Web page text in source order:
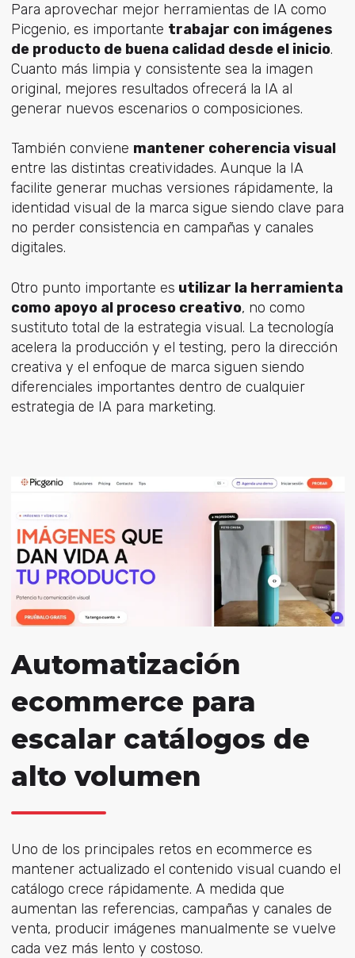
Para aprovechar mejor herramientas de IA como
Picgenio, es importante trabajar con imágenes
de producto de buena calidad desde el inicio.
Cuanto más limpia y consistente sea la imagen
original, mejores resultados ofrecerá la IA al
generar nuevos escenarios o composiciones.
También conviene mantener coherencia visual
entre las distintas creatividades. Aunque la IA
facilite generar muchas versiones rápidamente, la
identidad visual de la marca sigue siendo clave para
no perder consistencia en campañas y canales
digitales.
Otro punto importante es utilizar la herramienta
como apoyo al proceso creativo, no como
sustituto total de la estrategia visual. La tecnología
acelera la producción y el testing, pero la dirección
creativa y el enfoque de marca siguen siendo
diferenciales importantes dentro de cualquier
estrategia de IA para marketing.
Automatización
ecommerce para
escalar catálogos de
alto volumen
Uno de los principales retos en ecommerce es
mantener actualizado el contenido visual cuando el
catálogo crece rápidamente. A medida que
aumentan las referencias, campañas y canales de
venta, producir imágenes manualmente se vuelve
cada vez más lento y costoso.